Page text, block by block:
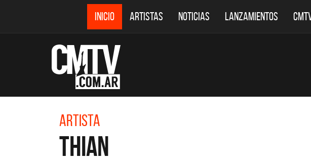
INICIO ARTISTAS NOTICIAS LANZAMIENTOS
Artista
Thian